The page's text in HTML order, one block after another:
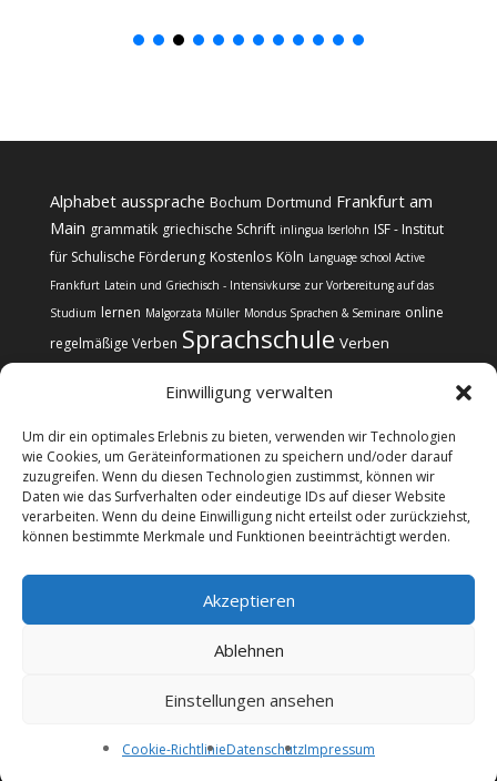
Einwilligung verwalten
Um dir ein optimales Erlebnis zu bieten, verwenden wir Technologien
wie Cookies, um Geräteinformationen zu speichern und/oder darauf
zuzugreifen. Wenn du diesen Technologien zustimmst, können wir
Daten wie das Surfverhalten oder eindeutige IDs auf dieser Website
verarbeiten. Wenn du deine Einwilligung nicht erteilst oder zurückziehst,
können bestimmte Merkmale und Funktionen beeinträchtigt werden.
Akzeptieren
Ablehnen
Einstellungen ansehen
Cookie-RichtlinieDatenschutzImpressum
Alphabet aussprache Bochum Dortmund Frankfurt am
Main grammatik griechische Schrift inlingua Iserlohn ISF - Institut
für Schulische Förderung Kostenlos Köln Language school Active
Frankfurt Latein und Griechisch - Intensivkurse zur Vorbereitung auf das
Studium lernen Malgorzata Müller Mondus Sprachen & Seminare online
regelmäßige Verben Sprachschule Verben
Kontakt Impressum
Datenschutz
Cookie-Richtlinie (EU)
@copyright Web24 Consulting AVO | 2024-2026 * Wir
informieren über Sprachkurse, verkaufen selbst aber
keine Sprachkurse. Wenn Sie sich für einen Sprachkurs
interessieren, gelangen Sie über die Links und Banner
zum Kauf, erhalten wir ggf. eine Vergütung vom
und hilft diese Webseite zu betreiben. Vielen Dank